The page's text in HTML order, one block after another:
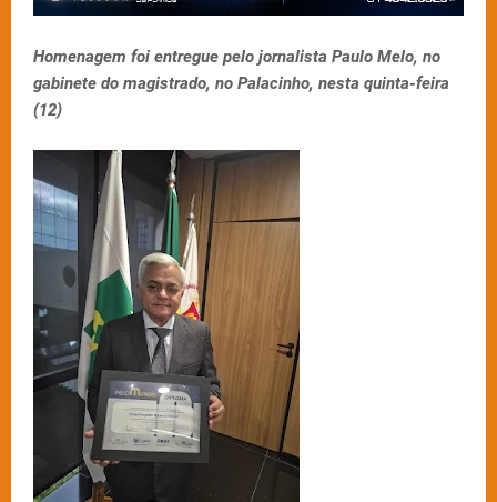
Homenagem foi entregue pelo jornalista Paulo Melo, no
gabinete do magistrado, no Palacinho, nesta quinta-feira
(12)